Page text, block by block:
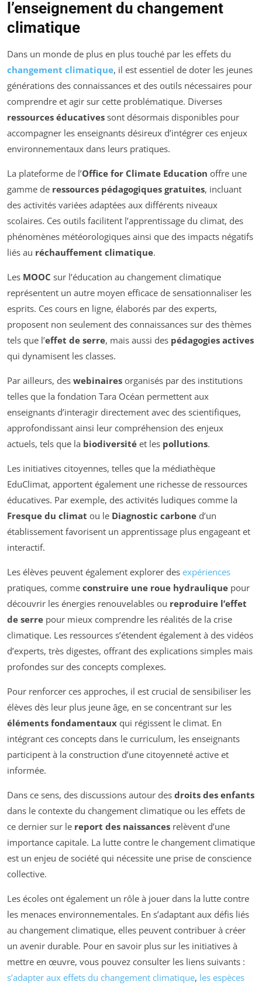
l’enseignement du changement
climatique
Dans un monde de plus en plus touché par les effets du
changement climatique, il est essentiel de doter les jeunes
générations des connaissances et des outils nécessaires pour
comprendre et agir sur cette problématique. Diverses
ressources éducatives sont désormais disponibles pour
accompagner les enseignants désireux d’intégrer ces enjeux
environnementaux dans leurs pratiques.
La plateforme de l’Office for Climate Education offre une
gamme de ressources pédagogiques gratuites, incluant
des activités variées adaptées aux différents niveaux
scolaires. Ces outils facilitent l’apprentissage du climat, des
phénomènes météorologiques ainsi que des impacts négatifs
liés au réchauffement climatique.
Les MOOC sur l’éducation au changement climatique
représentent un autre moyen efficace de sensationnaliser les
esprits. Ces cours en ligne, élaborés par des experts,
proposent non seulement des connaissances sur des thèmes
tels que l’effet de serre, mais aussi des pédagogies actives
qui dynamisent les classes.
Par ailleurs, des webinaires organisés par des institutions
telles que la fondation Tara Océan permettent aux
enseignants d’interagir directement avec des scientifiques,
approfondissant ainsi leur compréhension des enjeux
actuels, tels que la biodiversité et les pollutions.
Les initiatives citoyennes, telles que la médiathèque
EduClimat, apportent également une richesse de ressources
éducatives. Par exemple, des activités ludiques comme la
Fresque du climat ou le Diagnostic carbone d’un
établissement favorisent un apprentissage plus engageant et
interactif.
Les élèves peuvent également explorer des expériences
pratiques, comme construire une roue hydraulique pour
découvrir les énergies renouvelables ou reproduire l’effet
de serre pour mieux comprendre les réalités de la crise
climatique. Les ressources s’étendent également à des vidéos
d’experts, très digestes, offrant des explications simples mais
profondes sur des concepts complexes.
Pour renforcer ces approches, il est crucial de sensibiliser les
élèves dès leur plus jeune âge, en se concentrant sur les
éléments fondamentaux qui régissent le climat. En
intégrant ces concepts dans le curriculum, les enseignants
participent à la construction d’une citoyenneté active et
informée.
Dans ce sens, des discussions autour des droits des enfants
dans le contexte du changement climatique ou les effets de
ce dernier sur le report des naissances relèvent d’une
importance capitale. La lutte contre le changement climatique
est un enjeu de société qui nécessite une prise de conscience
collective.
Les écoles ont également un rôle à jouer dans la lutte contre
les menaces environnementales. En s’adaptant aux défis liés
au changement climatique, elles peuvent contribuer à créer
un avenir durable. Pour en savoir plus sur les initiatives à
mettre en œuvre, vous pouvez consulter les liens suivants :
s’adapter aux effets du changement climatique, les espèces